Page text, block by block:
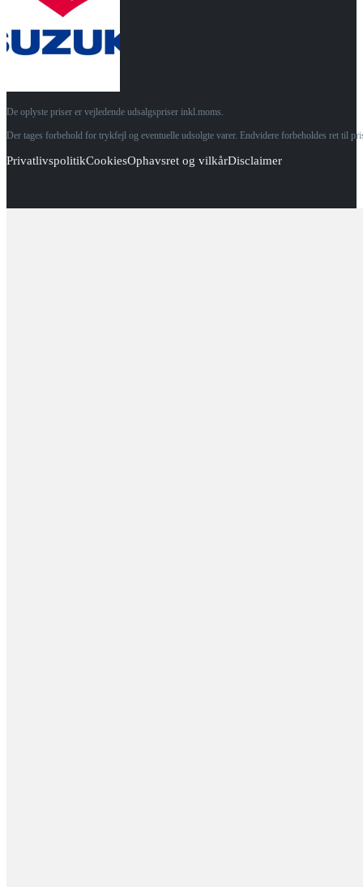
De oplyste priser er vejledende udsalgspriser inkl.moms.
Der tages forbehold for trykfejl og eventuelle udsolgte varer. Endvidere forbeholdes ret til
PrivatlivspolitikCookiesOphavsret og vilkårDisclaimer